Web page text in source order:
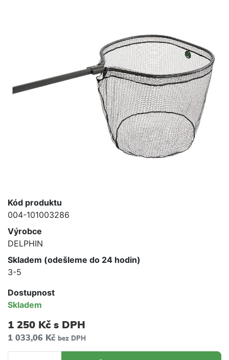
Kód produktu
004-101003286
Výrobce
DELPHIN
Skladem (odešleme do 24 hodin)
3-5
Dostupnost
Skladem
1 250 Kč s DPH
1 033,06 Kč bez DPH